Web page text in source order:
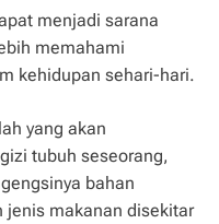
menjadi sarana
memahami
kehidupan sehari-hari.
yang akan
tubuh seseorang,
bahan
jenis makanan disekitar